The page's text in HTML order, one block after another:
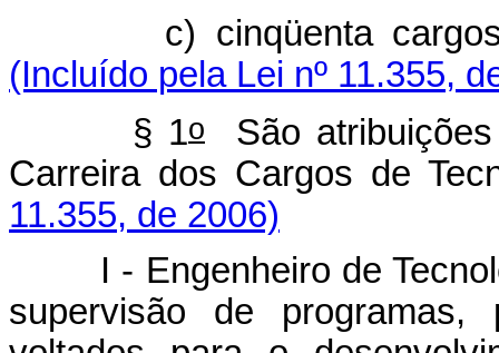
c) cinqüenta cargos de
(Incluído pela Lei nº 11.355,
§ 1o
São
Carreira dos Cargos de
11.355, de 2006)
I - Engenheiro de
supervisão de